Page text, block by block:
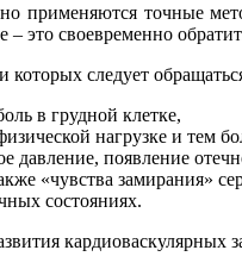
применяются точные
– это своевременно
следует
в грудной клетке,
нагрузке и тем
давление, появление
«чувства замирания»
состояниях.
кардиоваскулярных